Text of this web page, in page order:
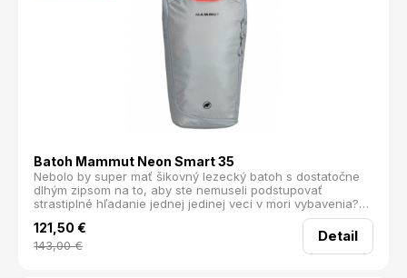
Batoh Mammut Neon Smart 35
Nebolo by super mať šikovný lezecký batoh s dostatočne
dlhým zipsom na to, aby ste nemuseli podstupovať
strastiplné hľadanie jednej jedinej veci v mori vybavenia?
To predsa ale s batohom Mammut Neon Smart 35 nie je
žiaden problém! Extra dlhý zips Vám umožní jednoducho a
prehľadne si veci zorganizovať a rovnako jednoducho sa k
nim aj dostať. Okrem ľahkého prístupu však určite ako
121,50 €
143,00€
Detail